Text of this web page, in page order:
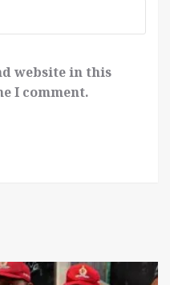
website in this
I comment.